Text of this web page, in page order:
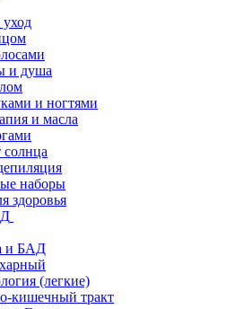
уход
и душа
и ногтями
и масла
солнца
наборы
здоровья
и БАД
(легкие)
кишечный тракт